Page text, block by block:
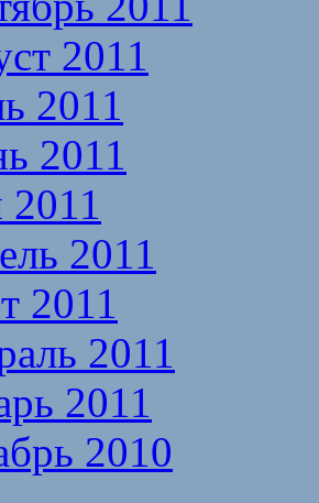
2011
2011
2011
2011
2011
2011
2011
2010